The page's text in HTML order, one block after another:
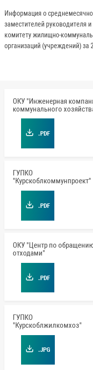
Информация о
заместителей руководителя
комитету жилищно-
организаций (учреждений) за
ОКУ "Инженерная
коммунального
.PDF
ГУПКО
"Курскоблкоммунпроект"
.PDF
ОКУ "Центр по
отходами"
.PDF
ГУПКО
"Курскоблжилкомхоз"
.JPG